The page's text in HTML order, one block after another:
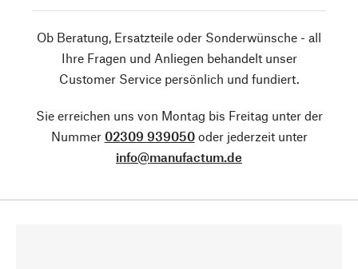
Ob Beratung, Ersatzteile oder Sonderwünsche - all
Ihre Fragen und Anliegen behandelt unser
Customer Service persönlich und fundiert.
Sie erreichen uns von Montag bis Freitag unter der
Nummer 02309 939050oder jederzeit unter
info@manufactum.de